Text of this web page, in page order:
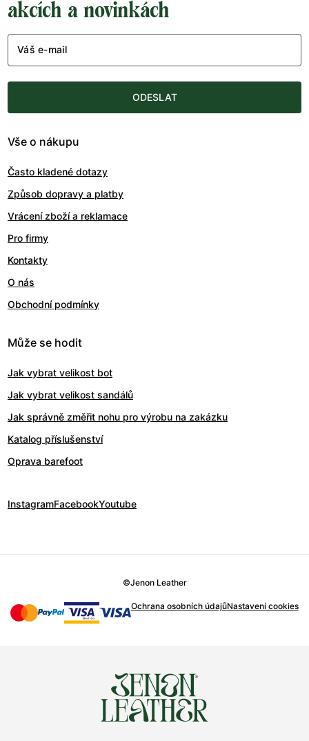
akcích a novinkách
Váš e-mail
ODESLAT
Vše o nákupu
Často kladené dotazy
Způsob dopravy a platby
Vrácení zboží a reklamace
Pro firmy
Kontakty
O nás
Obchodní podmínky
Může se hodit
Jak vybrat velikost bot
Jak vybrat velikost sandálů
Jak správně změřit nohu pro výrobu na zakázku
Katalog příslušenství
Oprava barefoot
InstagramFacebookYoutube
©Jenon Leather
Ochrana osobních údajůNastavení cookies